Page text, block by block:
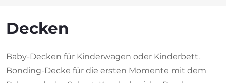
Decken
Baby-Decken für Kinderwagen oder Kinderbett.
Bonding-Decke für die ersten Momente mit dem